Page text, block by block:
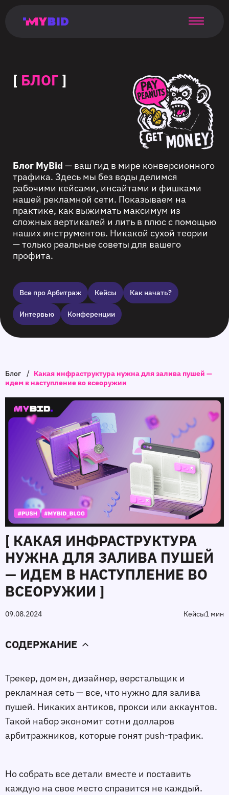
таргетинг
страница
targeting
monetization
[ БЛОГ ]
Блог MyBid — ваш гид в мире конверсионного
трафика. Здесь мы без воды делимся
рабочими кейсами, инсайтами и фишками
нашей рекламной сети. Показываем на
практике, как выжимать максимум из
сложных вертикалей и лить в плюс с помощью
наших инструментов. Никакой сухой теории
— только реальные советы для вашего
профита.
Все про Арбитраж Кейсы Как начать?
Интервью Конференции
Блог / Какая инфраструктура нужна для залива пушей —
идем в наступление во всеоружии
[ КАКАЯ ИНФРАСТРУКТУРА
НУЖНА ДЛЯ ЗАЛИВА ПУШЕЙ
— ИДЕМ В НАСТУПЛЕНИЕ ВО
ВСЕОРУЖИИ ]
09.08.2024 Кейсы1 мин
СОДЕРЖАНИЕ
Трекер, домен, дизайнер, верстальщик и
рекламная сеть — все, что нужно для залива
пушей. Никаких антиков, прокси или аккаунтов.
Такой набор экономит сотни долларов
арбитражников, которые гонят push-трафик.
Но собрать все детали вместе и поставить
каждую на свое место справится не каждый.